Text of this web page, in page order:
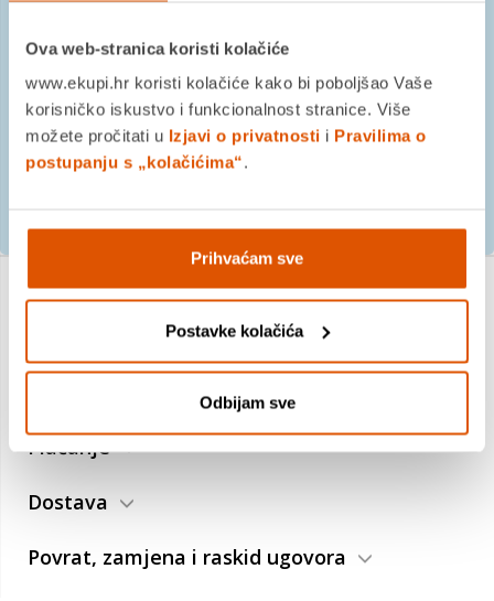
Ova web-stranica koristi kolačiće
www.ekupi.hr koristi kolačiće kako bi poboljšao Vaše
korisničko iskustvo i funkcionalnost stranice. Više
možete pročitati u Izjavi o privatnosti i Pravilima o
postupanju s „kolačićima“.
Prihvaćam sve
Postavke kolačića
Odbijam sve
Prijavite se na besplatni
PRIJAVITE SE
Plaćanje
Dostava
Povrat, zamjena i raskid ugovora